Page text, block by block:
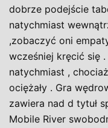
dobrze podejście
natychmiast
,zobaczyć oni
wcześniej kręcić się
natychmiast ,
ociężały . Gra
zawiera nad d tytuł
Mobile River